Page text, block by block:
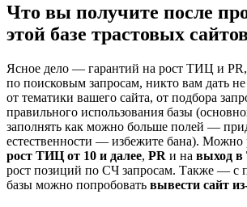
Что вы получите после
этой базе трастовых
Ясное дело — гарантий на рост ТИЦ и
по поисковым запросам, никто вам дать
от тематики вашего сайта, от подбора
правильного использования базы
заполнять как можно больше полей —
естественности — избежите бана). Можно
рост ТИЦ от 10 и далее, PR и на выход
рост позиций по СЧ запросам. Также — с
базы можно попробовать вывести сайт